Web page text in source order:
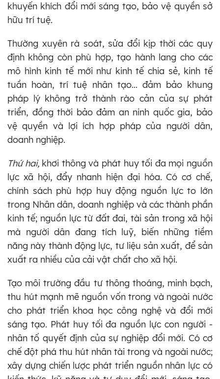
khuyến khích đổi mới sáng tạo, bảo vệ quyền sở
hữu trí tuệ.
Thường xuyên rà soát, sửa đổi kịp thời các quy
định không còn phù hợp, tạo hành lang cho các
mô hình kinh tế mới như kinh tế chia sẻ, kinh tế
tuần hoàn, trí tuệ nhân tạo... đảm bảo khung
pháp lý không trở thành rào cản của sự phát
triển, đồng thời bảo đảm an ninh quốc gia, bảo
vệ quyền và lợi ích hợp pháp của người dân,
doanh nghiệp.
Thứ hai,khơi thông và phát huy tối đa mọi nguồn
lực xã hội, đẩy nhanh hiện đại hóa. Có cơ chế,
chính sách phù hợp huy động nguồn lực to lớn
trong Nhân dân, doanh nghiệp và các thành phần
kinh tế; nguồn lực từ đất đai, tài sản trong xã hội
mà người dân đang tích luỹ, biến những tiềm
năng này thành động lực, tư liệu sản xuất, để sản
xuất ra nhiều của cải vật chất cho xã hội.
Tạo môi trường đầu tư thông thoáng, minh bạch,
thu hút mạnh mẽ nguồn vốn trong và ngoài nước
cho phát triển khoa học công nghệ và đổi mới
sáng tạo. Phát huy tối đa nguồn lực con người -
nhân tố quyết định của sự nghiệp đổi mới. Có cơ
chế đột phá thu hút nhân tài trong và ngoài nước;
xây dựng chiến lược phát triển nguồn nhân lực có